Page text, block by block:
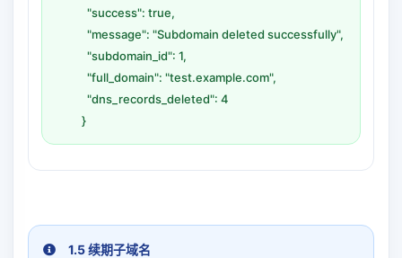
"success": true,
"message": "Subdomain deleted successfully",
"subdomain_id": 1,
"full_domain": "test.example.com",
"dns_records_deleted": 4
}
1.5 续期子域名